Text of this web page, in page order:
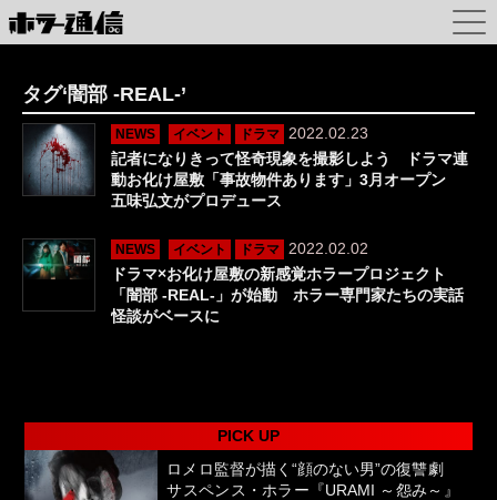
タグ‘闇部 -REAL-’
NEWS イベント ドラマ
2022.02.23
記者になりきって怪奇現象を撮影しよう ドラマ連
動お化け屋敷「事故物件あります」3月オープン
五味弘文がプロデュース
NEWS イベント ドラマ
2022.02.02
ドラマ×お化け屋敷の新感覚ホラープロジェクト
「闇部 -REAL-」が始動 ホラー専門家たちの実話
怪談がベースに
PICK UP
ロメロ監督が描く“顔のない男”の復讐劇
サスペンス・ホラー『URAMI ～怨み～』